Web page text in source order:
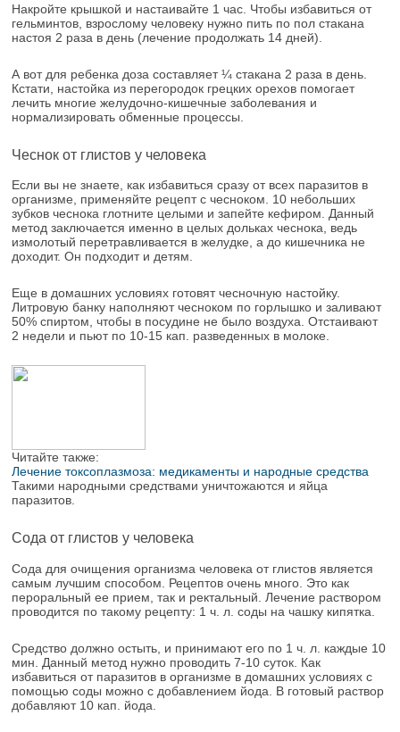
Накройте крышкой и настаивайте 1 час. Чтобы избавиться от
гельминтов, взрослому человеку нужно пить по пол стакана
настоя 2 раза в день (лечение продолжать 14 дней).
А вот для ребенка доза составляет ¼ стакана 2 раза в день.
Кстати, настойка из перегородок грецких орехов помогает
лечить многие желудочно-кишечные заболевания и
нормализировать обменные процессы.
Чеснок от глистов у человека
Если вы не знаете, как избавиться сразу от всех паразитов в
организме, применяйте рецепт с чесноком. 10 небольших
зубков чеснока глотните целыми и запейте кефиром. Данный
метод заключается именно в целых дольках чеснока, ведь
измолотый перетравливается в желудке, а до кишечника не
доходит. Он подходит и детям.
Еще в домашних условиях готовят чесночную настойку.
Литровую банку наполняют чесноком по горлышко и заливают
50% спиртом, чтобы в посудине не было воздуха. Отстаивают
2 недели и пьют по 10-15 кап. разведенных в молоке.
Читайте также:
Лечение токсоплазмоза: медикаменты и народные средства
Такими народными средствами уничтожаются и яйца
паразитов.
Сода от глистов у человека
Сода для очищения организма человека от глистов является
самым лучшим способом. Рецептов очень много. Это как
пероральный ее прием, так и ректальный. Лечение раствором
проводится по такому рецепту: 1 ч. л. соды на чашку кипятка.
Средство должно остыть, и принимают его по 1 ч. л. каждые 10
мин. Данный метод нужно проводить 7-10 суток. Как
избавиться от паразитов в организме в домашних условиях с
помощью соды можно с добавлением йода. В готовый раствор
добавляют 10 кап. йода.